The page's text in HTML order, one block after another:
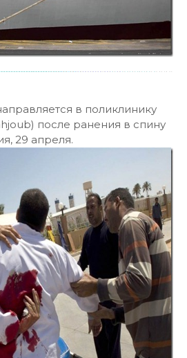
в поликлинику
после ранения в спину
29 апреля.